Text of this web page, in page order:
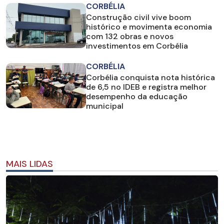
CORBÉLIA
Construção civil vive boom
histórico e movimenta economia
com 132 obras e novos
investimentos em Corbélia
CORBÉLIA
Corbélia conquista nota histórica
de 6,5 no IDEB e registra melhor
desempenho da educação
municipal
MAIS LIDAS